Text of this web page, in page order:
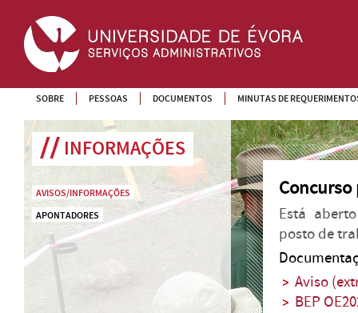
SOBRE PESSOAS DOCUMENTOS MINUTAS DE
INFORMAÇÕES
AVISOS/INFORMAÇÕES
APONTADORES
Concurso
Está
posto de
Aviso
BEP